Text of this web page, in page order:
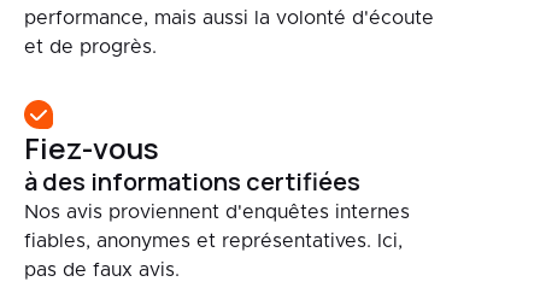
performance, mais aussi la volonté d'écoute
et de progrès.
Fiez-vous
à des informations certifiées
Nos avis proviennent d'enquêtes internes
fiables, anonymes et représentatives. Ici,
pas de faux avis.